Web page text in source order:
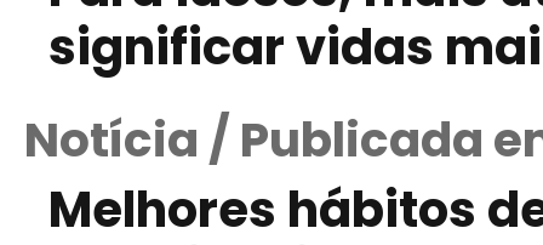
significar vidas
Notícia / Publicada
Melhores hábitos